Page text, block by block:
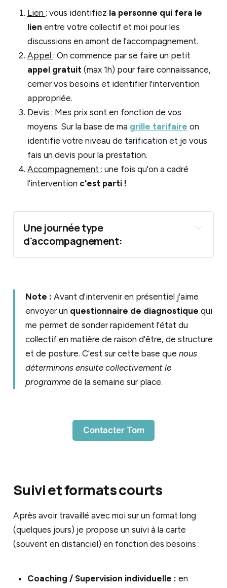
Lien : vous identifiez la personne qui fera le
lien entre votre collectif et moi pour les
discussions en amont de l'accompagnement.
Appel : On commence par se faire un petit
appel gratuit (max 1h) pour faire connaissance,
cerner vos besoins et identifier l'intervention
appropriée.
Devis : Mes prix sont en fonction de vos
moyens. Sur la base de ma grille tarifaire on
identifie votre niveau de tarification et je vous
fais un devis pour la prestation.
Accompagnement : une fois qu'on a cadré
l'intervention c'est parti !
Une journée type
d'accompagnement:
07h30 – 08h30 (1h) → Pratique matinale
08h30 – 09h00 (30’) → Petit-déjeuner
09h00 – 12h00 (3h) →
Session du matin
(facilitée par Tom)
12h00 – 13h00 (1h) → Temps de mission
communautaire (animé par un membre du
collectif, ex: nettoyage, récolte)
13h00 – 14h00 (1h) → Déjeuner
18h00 – 19h00 (1h) → Dîner
Note : Avant d'intervenir en présentiel j'aime
envoyer un questionnaire de diagnostique qui
me permet de sonder rapidement l'état du
collectif en matière de raison d'être, de structure
et de posture. C'est sur cette base que nous
déterminons ensuite collectivement le
programmede la semaine sur place.
Contacter Tom
Suivi et formats courts
Après avoir travaillé avec moi sur un format long
(quelques jours) je propose un suivi à la carte
(souvent en distanciel) en fonction des besoins :
Coaching / Supervision individuelle : en